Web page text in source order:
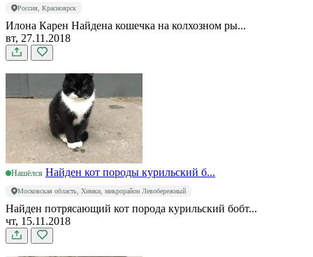
Россия, Красноярск
Илона Карен Найдена кошечка на колхозном ры...
вт, 27.11.2018
Нашёлся Найден кот породы курильский б...
Московская область, Химки, микрорайон Левобережный
Найден потрясающий кот порода курильский бобт...
чт, 15.11.2018